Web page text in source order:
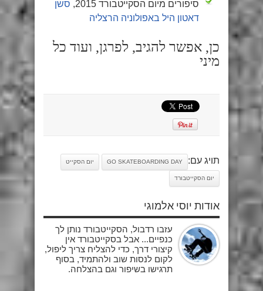
סיפורים מיום הסקייטבורד 2015,
סשן
דאטון היל באפולוניה הרצליה
כן, אפשר להגיב, לפרגן, ועוד כל
מיני
תויג עם: GO SKATEBOARDING DAY יום הסקייט
יום הסקייטבורד
אודות יוסי אלמוגי
עזבו רדבול, הסקייטבורד נותן לך
כנפיים... אבל בסקייטבורד אין
קיצורי דרך, כדי להצליח צריך ליפול,
לקום לנסות שוב ולהתמיד, בסוף
תרגישו בשיפור וגם בהצלחה.